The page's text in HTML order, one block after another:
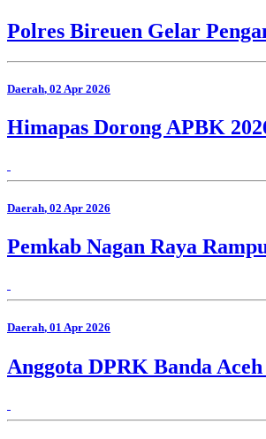
Polres Bireuen Gelar
Daerah, 02 Apr 2026
Himapas Dorong APBK
Daerah, 02 Apr 2026
Pemkab Nagan Raya
Daerah, 01 Apr 2026
Anggota DPRK Banda